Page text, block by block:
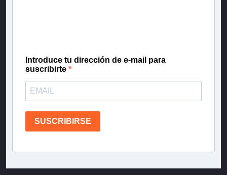
Introduce tu dirección de e-mail para
suscribirte
SUSCRIBIRSE